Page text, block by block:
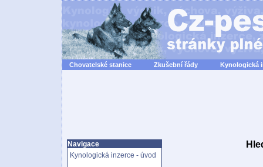
Chovatelské stanice Zkušební řády Kynologická
Navigace
Kynologická inzerce - úvod